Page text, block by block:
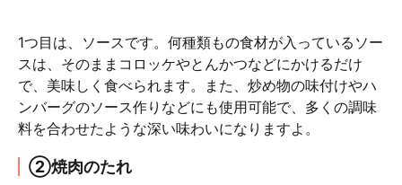
1つ目は、ソースです。何種類もの食材が入っているソー
スは、そのままコロッケやとんかつなどにかけるだけ
で、美味しく食べられます。また、炒め物の味付けやハ
ンバーグのソース作りなどにも使用可能で、多くの調味
料を合わせたような深い味わいになりますよ。
②焼肉のたれ